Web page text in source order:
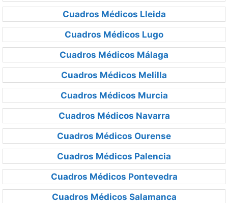
Cuadros Médicos Lleida
Cuadros Médicos Lugo
Cuadros Médicos Málaga
Cuadros Médicos Melilla
Cuadros Médicos Murcia
Cuadros Médicos Navarra
Cuadros Médicos Ourense
Cuadros Médicos Palencia
Cuadros Médicos Pontevedra
Cuadros Médicos Salamanca